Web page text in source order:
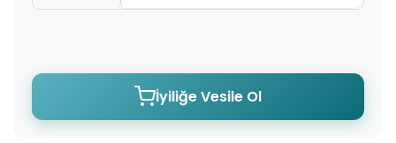
İyiliğe Vesile Ol